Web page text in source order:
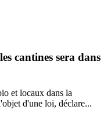
cantines sera dans
et locaux dans la
d'une loi, déclare...